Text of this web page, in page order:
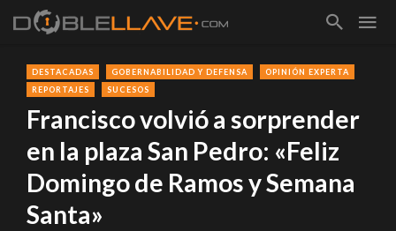
DESTACADAS GOBERNABILIDAD Y DEFENSA
OPINIÓN EXPERTA
REPORTAJES
SUCESOS
Francisco volvió a sorprender
en la plaza San Pedro: «Feliz
Domingo de Ramos y Semana
Santa»